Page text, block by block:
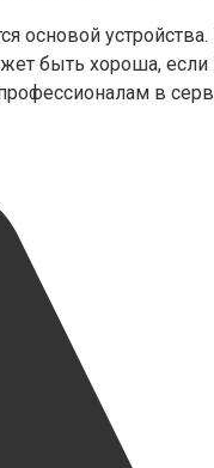
основой
быть хороша,
в